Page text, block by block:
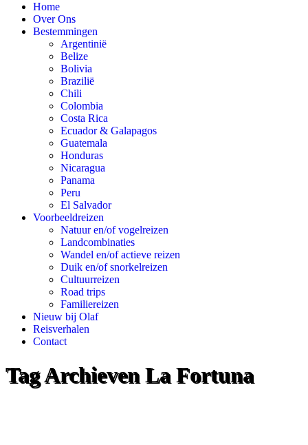
Home
Over Ons
Bestemmingen
Argentinië
Belize
Bolivia
Brazilië
Chili
Colombia
Costa Rica
Ecuador & Galapagos
Guatemala
Honduras
Nicaragua
Panama
Peru
El Salvador
Voorbeeldreizen
Natuur en/of vogelreizen
Landcombinaties
Wandel en/of actieve reizen
Duik en/of snorkelreizen
Cultuurreizen
Road trips
Familiereizen
Nieuw bij Olaf
Reisverhalen
Contact
Tag Archieven La Fortuna